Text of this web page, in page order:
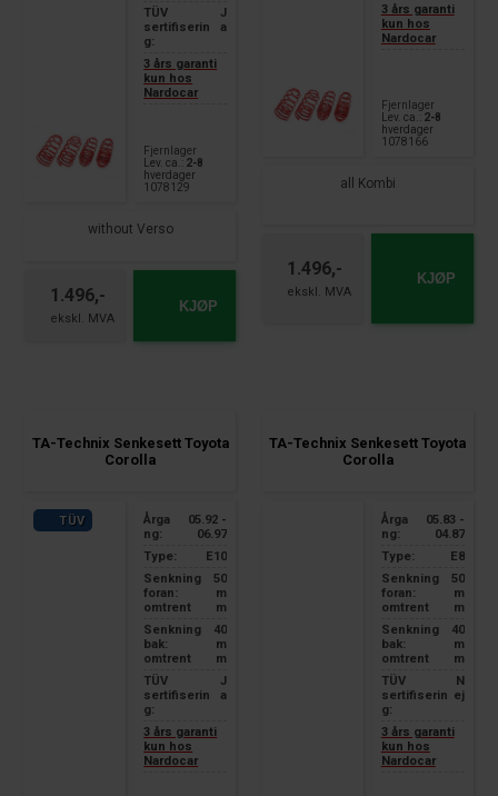
TÜV
sertifiserin
g:
J
a
3 års garanti
kun hos
Nardocar
Fjernlager
Lev. ca.: 2-8
hverdager
1078129
without Verso
1.496,- KJØP
3 års garanti
kun hos
Nardocar
Fjernlager
Lev. ca.:
2-8
hverdager
1078166
all Kombi
1.496,- KJØP
TA-Technix Senkesett Toyota
Corolla
TÜV
Årga
ng:
05.92 -
06.97
Type:
E10
Senkning
foran:
omtrent
50
m
m
Senkning
bak:
omtrent
40
m
m
TÜV
sertifiserin
g:
J
a
3 års garanti
kun hos
Nardocar
TA-Technix Senkesett Toyota
Corolla
Årga
ng:
05.83 -
04.87
Type:
E8
Senkning
foran:
omtrent
50
m
m
Senkning
bak:
omtrent
40
m
m
TÜV
sertifiserin
g:
N
ej
3 års garanti
kun hos
Nardocar